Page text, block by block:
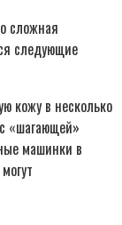
сложная
следующие
кожу в несколько
«шагающей»
машинки в